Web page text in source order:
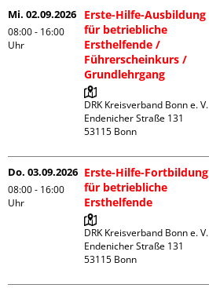
Mi. 02.09.2026
08:00 - 16:00
Uhr
Erste-Hilfe-Ausbildung
für betriebliche
Ersthelfende /
Führerscheinkurs /
Grundlehrgang
DRK Kreisverband Bonn e. V.
Endenicher Straße 131
Do. 03.09.2026
08:00 - 16:00
Uhr
Erste-Hilfe-Fortbildung
für betriebliche
Ersthelfende
DRK Kreisverband Bonn e. V.
Endenicher Straße 131